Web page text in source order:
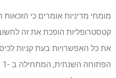
מומחי מדיניות אומרים כי
קטסטרופליות הופכת את זה